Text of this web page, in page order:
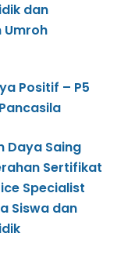
dan
Umroh
Positif – P5
Daya Saing
Sertifikat
Specialist
Siswa dan